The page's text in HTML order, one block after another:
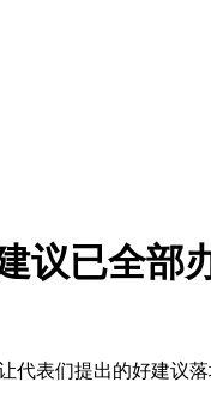
议已全部
们提出的好建议